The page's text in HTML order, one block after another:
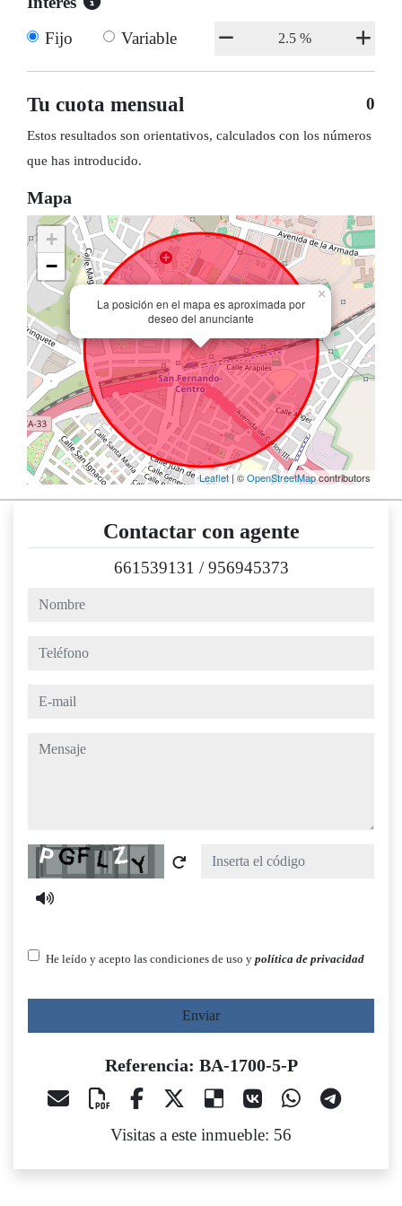
Fijo
Variable
Tu cuota mensual 0
Estos resultados son orientativos, calculados con los números
que has introducido.
Mapa
La posición en el mapa es aproximada por
deseo del anunciante
×
+
−
Leaflet | ©OpenStreetMapcontributors
Contactar con agente
661539131 /956945373
nombre
teléfono
e-mail
mensaje
Captcha
He leído y acepto las condiciones de uso y política de privacidad
Enviar
Referencia: BA-1700-5-P
Visitas a este inmueble: 56